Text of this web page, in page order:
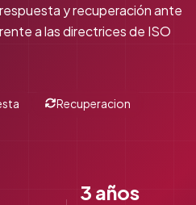
y recuperación ante
a las directrices de ISO
Recuperacion
3 años